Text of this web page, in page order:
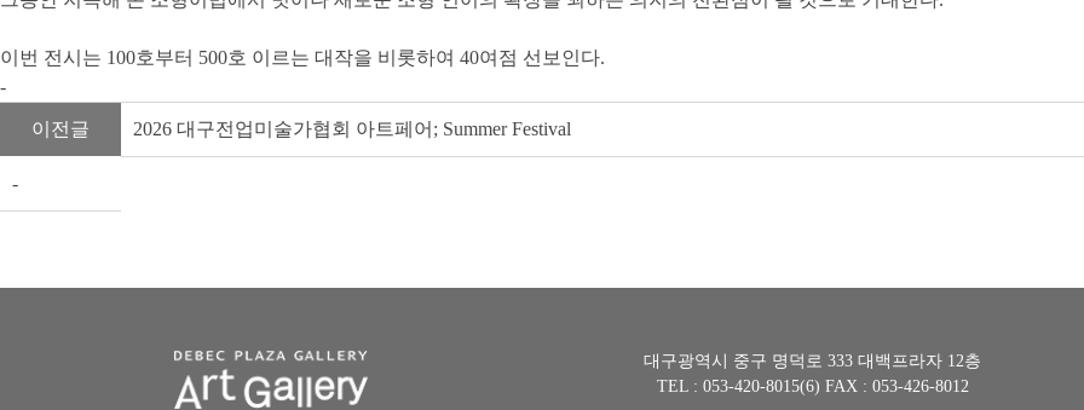
이번 전시는 100호부터 500호 이르는 대작을 비롯하여 40여점 선보인다.
-
이전글 2026 대구전업미술가협회 아트페어; Summer Festival
-
대구광역시 중구 명덕로 333 대백프라자 12층
TEL : 053-420-8015(6) FAX : 053-426-8012